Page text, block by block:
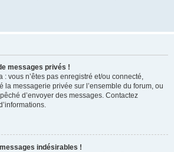
messages privés !
: vous n’êtes pas enregistré et/ou connecté,
la messagerie privée sur l’ensemble du forum, ou
d’envoyer des messages. Contactez
indésirables !